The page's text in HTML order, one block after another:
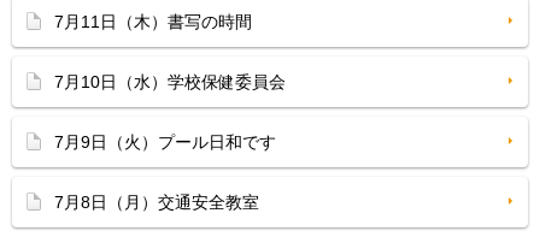
7月11日（木）書写の時間
7月10日（水）学校保健委員会
7月9日（火）プール日和です
7月8日（月）交通安全教室